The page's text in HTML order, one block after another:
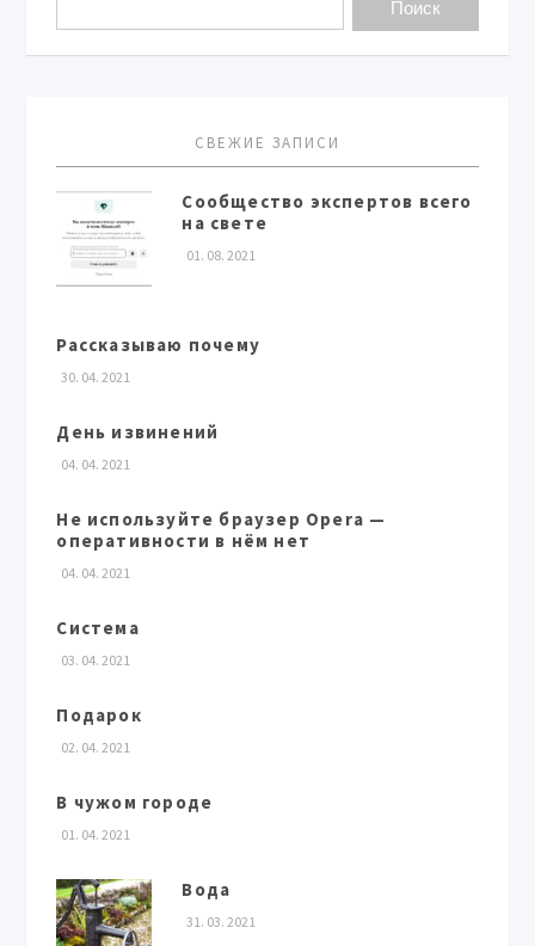
СВЕЖИЕ ЗАПИСИ
Сообщество экспертов всего
на свете
01. 08. 2021
Рассказываю почему
30. 04. 2021
День извинений
04. 04. 2021
Не используйте браузер Opera —
оперативности в нём нет
04. 04. 2021
Система
03. 04. 2021
Подарок
02. 04. 2021
В чужом городе
01. 04. 2021
Вода
31. 03. 2021